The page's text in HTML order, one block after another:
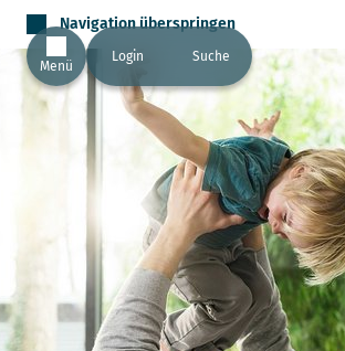
Navigation überspringen
Menü
Login Suche